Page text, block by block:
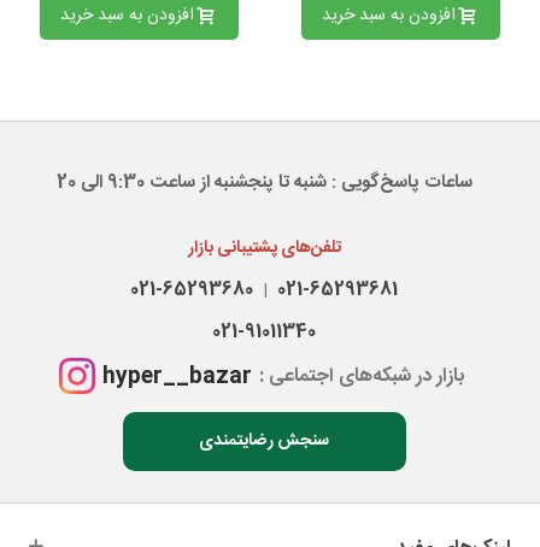
افزودن به سبد خرید افزودن به سبد خرید
ساعات پاسخ‌گویی : شنبه تا پنجشنبه از ساعت 9:30 الی 20
تلفن‌های پشتیبانی بازار
021-65293681
|
021-65293680
021-91011340
بازار در شبکه‌های اجتماعی : hyper__bazar
سنجش رضایتمندی